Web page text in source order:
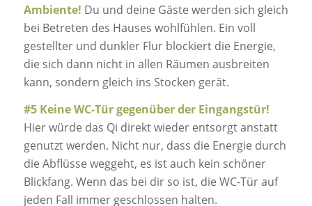
Ambiente! Du und deine Gäste werden sich gleich
bei Betreten des Hauses wohlfühlen. Ein voll
gestellter und dunkler Flur blockiert die Energie,
die sich dann nicht in allen Räumen ausbreiten
kann, sondern gleich ins Stocken gerät.
#5 Keine WC-Tür gegenüber der Eingangstür!
Hier würde das Qi direkt wieder entsorgt anstatt
genutzt werden. Nicht nur, dass die Energie durch
die Abflüsse weggeht, es ist auch kein schöner
Blickfang. Wenn das bei dir so ist, die WC-Tür auf
jeden Fall immer geschlossen halten.